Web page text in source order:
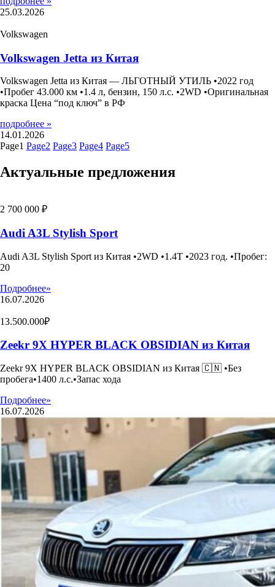
25.03.2026
Volkswagen
Volkswagen Jetta из Китая
Volkswagen Jetta из Китая — ЛЬГОТНЫЙ УТИЛЬ •2022 год
•Пробег 43.000 км •1.4 л, бензин, 150 л.с. •2WD •Оригинальная
краска Цена “под ключ” в РФ
подробнее »
14.01.2026
Page1 Page2 Page3 Page4 Page5
Актуальные предложения
2 700 000 ₽
Audi A3L Stylish Sport
Audi A3L Stylish Sport из Китая •2WD •1.4T •2023 год. •Пробег:
20
Подробнее»
16.07.2026
13.500.000₽
Zeekr 9X HYPER BLACK OBSIDIAN из Китая
Zeekr 9X HYPER BLACK OBSIDIAN из Китая 🇨🇳 •Без
пробега•1400 л.с.•Запас хода
Подробнее»
16.07.2026